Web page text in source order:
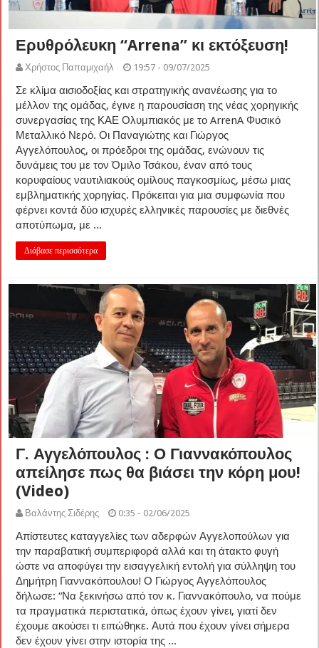
Ερυθρόλευκη “Arrena” κι εκτόξευση!
Χρήστος Παπαμιχαήλ 19:57 - 09/07/2025
Σε κλίμα αισιοδοξίας και στρατηγικής ανανέωσης για το
μέλλον της ομάδας, έγινε η παρουσίαση της νέας χορηγικής
συνεργασίας της ΚΑΕ Ολυμπιακός με το ArrenA Φυσικό
Μεταλλικό Νερό. Οι Παναγιώτης και Γιώργος
Αγγελόπουλος, οι πρόεδροι της ομάδας, ενώνουν τις
δυνάμεις του με τον Όμιλο Τσάκου, έναν από τους
κορυφαίους ναυτιλιακούς ομίλους παγκοσμίως, μέσω μιας
εμβληματικής χορηγίας. Πρόκειται για μια συμφωνία που
φέρνει κοντά δύο ισχυρές ελληνικές παρουσίες με διεθνές
αποτύπωμα, με ...
Διάβασε περισσότερα
Γ. Αγγελόπουλος : Ο Γιαννακόπουλος
απείλησε πως θα βιάσει την κόρη μου!
(Video)
Βαλάντης Σιδέρης 0:35 - 02/06/2025
Απίστευτες καταγγελίες των αδερφών Αγγελοπούλων για
την παραβατική συμπεριφορά αλλά και τη άτακτο φυγή
ώστε να αποφύγει την εισαγγελική εντολή για σύλληψη του
Δημήτρη Γιαννακόπουλου! Ο Γιώργος Αγγελόπουλος
δήλωσε: “Να ξεκινήσω από τον κ. Γιαννακόπουλο, να πούμε
τα πραγματικά περιστατικά, όπως έχουν γίνει, γιατί δεν
έχουμε ακούσει τι ειπώθηκε. Αυτά που έχουν γίνει σήμερα
δεν έχουν γίνει στην ιστορία της ...